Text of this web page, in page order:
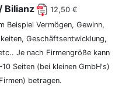
Bilianz
12,50 €
Beispiel Vermögen, Gewinn,
Geschäftsentwicklung,
Je nach Firmengröße kann
Seiten (bei kleinen GmbH's)
betragen.